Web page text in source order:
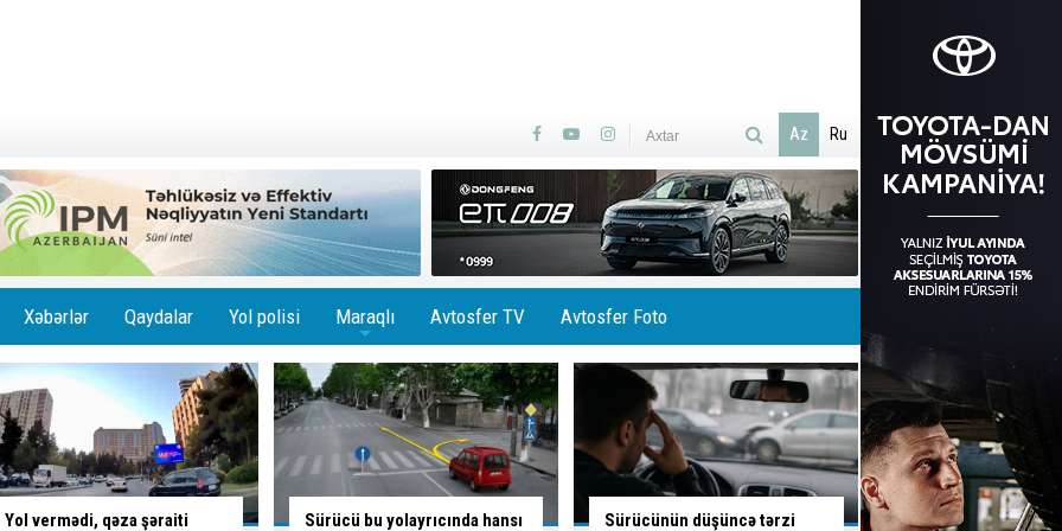
Az Ru
Xəbərlər Qaydalar Yol polisi Maraqlı Avtosfer TV Avtosfer Foto
Sürücü bu yolayrıcında hansı
Sürücünün düşüncə tərzi
Bu yoldan sola dönəndə
Azərbaycanın ilk